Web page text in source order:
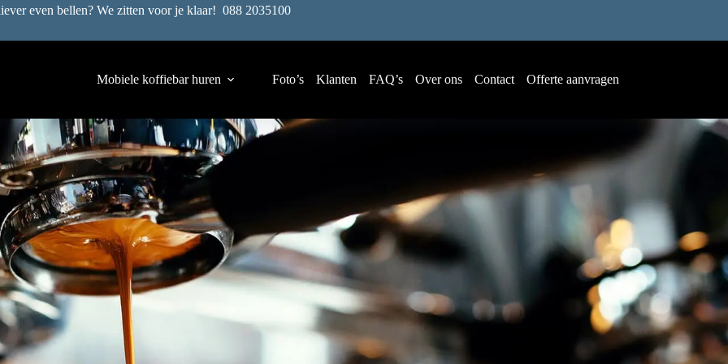
even bellen? We zitten voor je klaar! 088 2035100
Mobiele koffiebar huren Foto’s Klanten FAQ’s Over ons Contact Offerte aanvragen